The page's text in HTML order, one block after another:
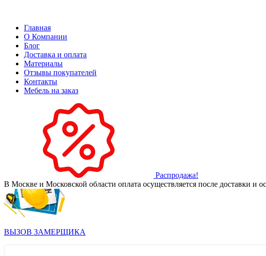
Главная
О Компании
Блог
Доставка и оплата
Материалы
Отзывы покупателей
Контакты
Мебель на заказ
Распродажа!
В Москве и Московской области оплата осуществляется после доставки и
ВЫЗОВ ЗАМЕРЩИКА